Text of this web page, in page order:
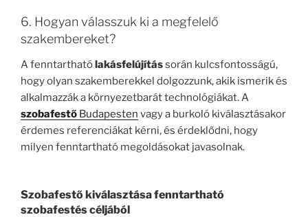
6. Hogyan válasszuk ki a megfelelő
szakembereket?
A fenntartható lakásfelújítássorán kulcsfontosságú,
hogy olyan szakemberekkel dolgozzunk, akik ismerik és
alkalmazzák a környezetbarát technológiákat. A
szobafestő Budapesten vagy a burkoló kiválasztásakor
érdemes referenciákat kérni, és érdeklődni, hogy
milyen fenntartható megoldásokat javasolnak.
Szobafestőkiválasztása fenntartható
szobafestéscéljából